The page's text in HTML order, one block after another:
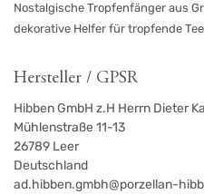
Nostalgische Tropfenfänger aus
dekorative Helfer für tropfende
Hersteller / GPSR
Hibben GmbH z.H Herrn Dieter
Mühlenstraße 11-13
26789 Leer
Deutschland
ad.hibben.gmbh@porzellan-